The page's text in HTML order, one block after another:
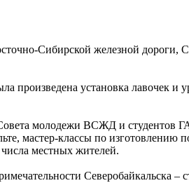
Сибирской железной дороги,
произведена установка лавочек и
Совета молодежи ВСЖД и
мастер-классы по изготовлению
местных жителей.
Северобайкальска –